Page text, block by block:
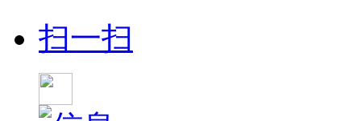
扫一扫